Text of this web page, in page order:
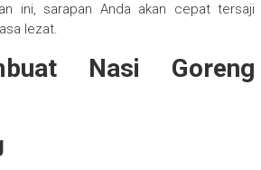
ini, sarapan Anda akan cepat tersaji
lezat.
Nasi Goreng